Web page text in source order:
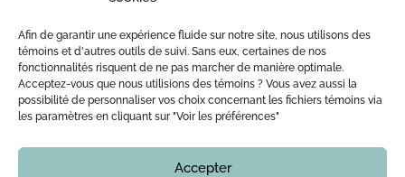
Afin de garantir une expérience fluide sur notre site, nous utilisons des
témoins et d'autres outils de suivi. Sans eux, certaines de nos
fonctionnalités risquent de ne pas marcher de manière optimale.
Acceptez-vous que nous utilisions des témoins ? Vous avez aussi la
possibilité de personnaliser vos choix concernant les fichiers témoins via
les paramètres en cliquant sur "Voir les préférences"
Accepter
ACCUEIL
L’ÉQUIPE DE ME LEOPOLD LINCÀ NOTAIRE
ACTE NOTARIÉ / CERTIFICATION
OUTILS
BLOG
NOUS JOINDRE
Notaire Montreal | Me Leopold Lincà